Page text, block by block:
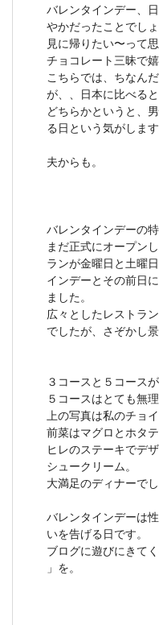
バレンタインデー、
やかだったことでしょ
見に帰りたい〜って思
チョコレート三昧で嬉
こちらでは、ちなん
が、、日本に比べる
どちらかというと、
る日という気がします
夫からも。
バレンタインデーの
まだ正式にオープン
ランが金曜日と土曜
インデーとその前日
ました。
広々としたレストラ
でしたが、さぞかし
３コースと５コース
５コースはとても無理
上の写真は私のチョイ
前菜はマグロとホタ
ヒレのステーキでデ
シュークリーム。
大満足のディナーでし
バレンタインデーは
いを告げる日です。
ブログに遊びにきて
」を。